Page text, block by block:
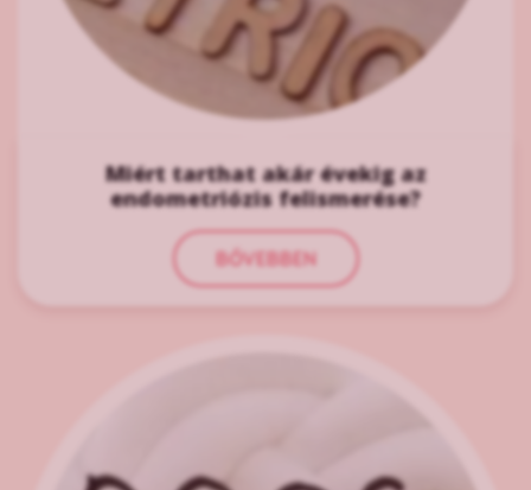
Miért tarthat akár évekig az
endometriózis felismerése?
BŐVEBBEN